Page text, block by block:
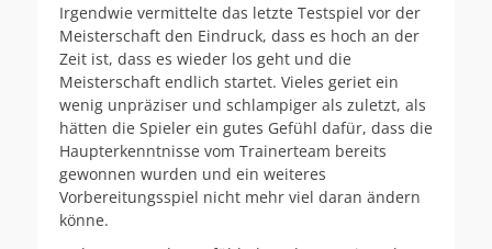
Irgendwie vermittelte das letzte Testspiel vor der
Meisterschaft den Eindruck, dass es hoch an der
Zeit ist, dass es wieder los geht und die
Meisterschaft endlich startet. Vieles geriet ein
wenig unpräziser und schlampiger als zuletzt, als
hätten die Spieler ein gutes Gefühl dafür, dass die
Haupterkenntnisse vom Trainerteam bereits
gewonnen wurden und ein weiteres
Vorbereitungsspiel nicht mehr viel daran ändern
könne.